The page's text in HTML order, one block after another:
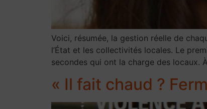
Voici, résumée, la gestion réelle de
l’État et les collectivités locales. Le
secondes qui ont la charge des locaux.
« Il fait chaud ?